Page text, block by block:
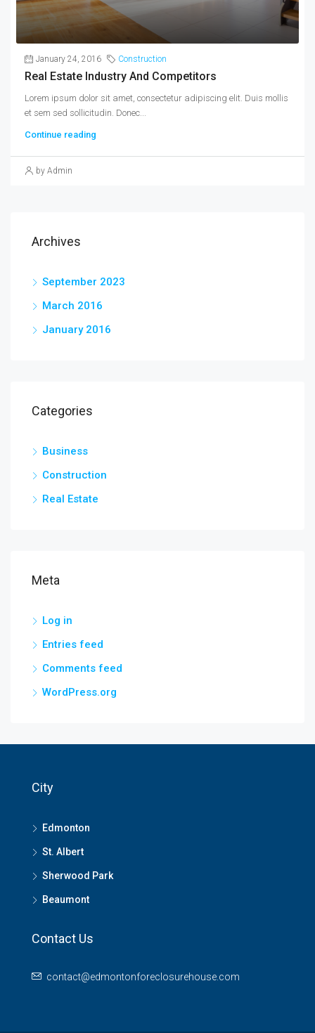
January 24, 2016 Construction
Real Estate Industry And Competitors
Lorem ipsum dolor sit amet, consectetur adipiscing elit. Duis mollis
et sem sed sollicitudin. Donec...
Continue reading
by Admin
Archives
September 2023
March 2016
January 2016
Categories
Business
Construction
Real Estate
Meta
Log in
Entries feed
Comments feed
WordPress.org
City
Edmonton
St. Albert
Sherwood Park
Beaumont
Contact Us
contact@edmontonforeclosurehouse.com